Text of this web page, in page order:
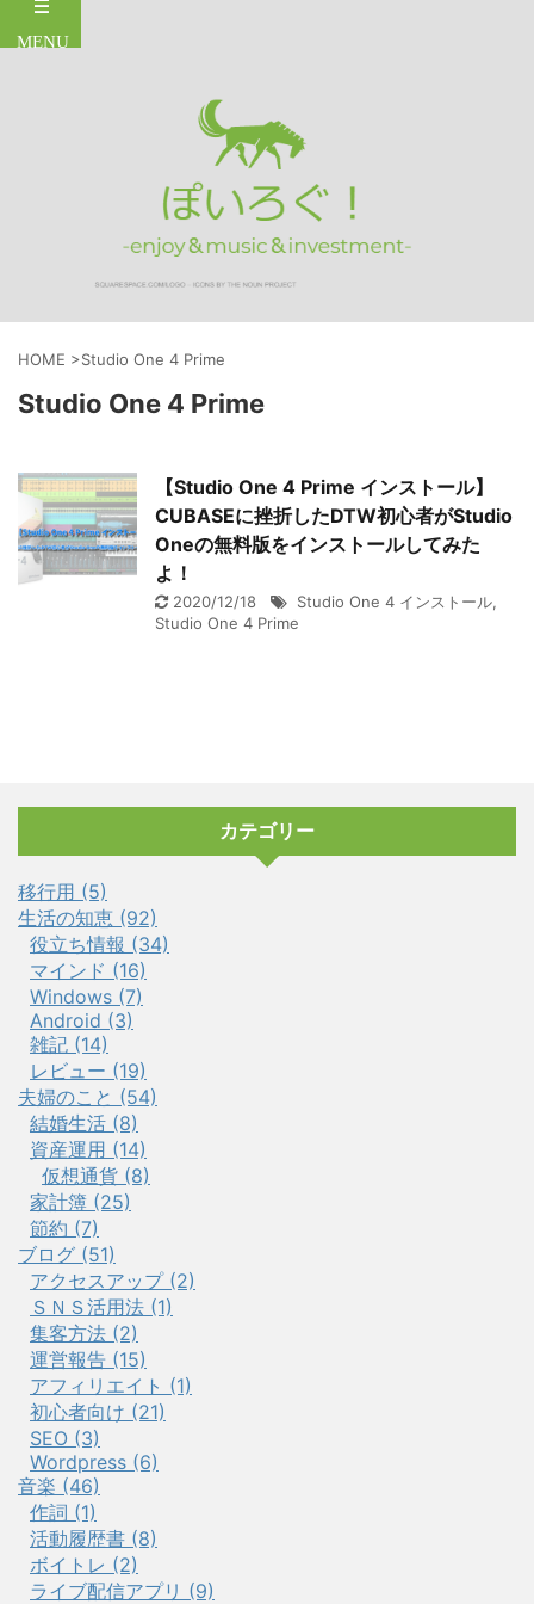
HOME >Studio One 4 Prime
Studio One 4 Prime
【Studio One 4 Prime インストール】
CUBASEに挫折したDTW初心者がStudio
Oneの無料版をインストールしてみた
よ！
2020/12/18 Studio One 4 インストール,
Studio One 4 Prime
カテゴリー
移行用 (5)
生活の知恵 (92)
役立ち情報 (34)
マインド (16)
Windows (7)
Android (3)
雑記 (14)
レビュー (19)
夫婦のこと (54)
結婚生活 (8)
資産運用 (14)
仮想通貨 (8)
家計簿 (25)
節約 (7)
ブログ (51)
アクセスアップ (2)
ＳＮＳ活用法 (1)
集客方法 (2)
運営報告 (15)
アフィリエイト (1)
初心者向け (21)
SEO (3)
Wordpress (6)
音楽 (46)
作詞 (1)
活動履歴書 (8)
ボイトレ (2)
ライブ配信アプリ (9)